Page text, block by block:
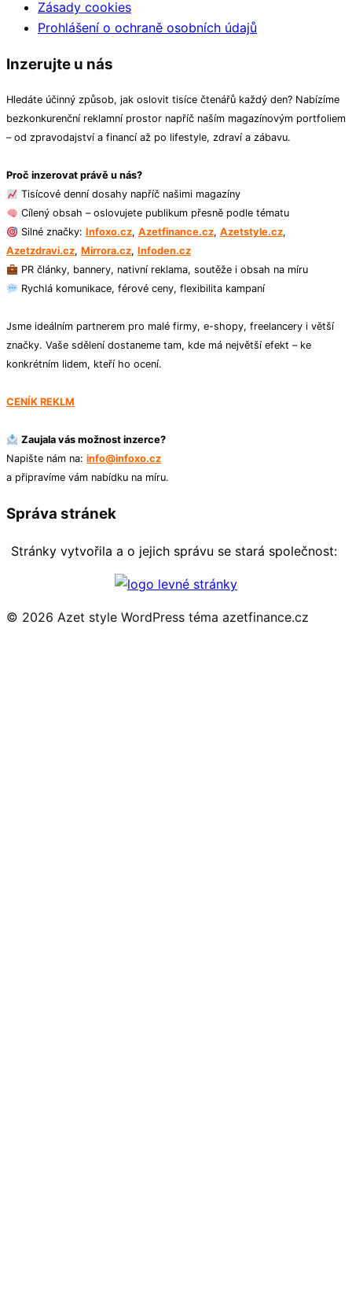
Zásady cookies
Prohlášení o ochraně osobních údajů
Inzerujte u nás
Hledáte účinný způsob, jak oslovit tisíce čtenářů každý den? Nabízíme
bezkonkurenční reklamní prostor napříč naším magazínovým portfoliem
– od zpravodajství a financí až po lifestyle, zdraví a zábavu.
Proč inzerovat právě u nás?
Tisícové denní dosahy napříč našimi magazíny
Cílený obsah – oslovujete publikum přesně podle tématu
Silné značky: Infoxo.cz, Azetfinance.cz, Azetstyle.cz,
Azetzdravi.cz, Mirrora.cz, Infoden.cz
PR články, bannery, nativní reklama, soutěže i obsah na míru
Rychlá komunikace, férové ceny, flexibilita kampaní
Jsme ideálním partnerem pro malé firmy, e-shopy, freelancery i větší
značky. Vaše sdělení dostaneme tam, kde má největší efekt – ke
konkrétním lidem, kteří ho ocení.
CENÍK REKLM
Zaujala vás možnost inzerce?
Napište nám na: info@infoxo.cz
a připravíme vám nabídku na míru.
Správa stránek
Stránky vytvořila a o jejich správu se stará společnost:
© 2026 Azet style WordPress téma azetfinance.cz